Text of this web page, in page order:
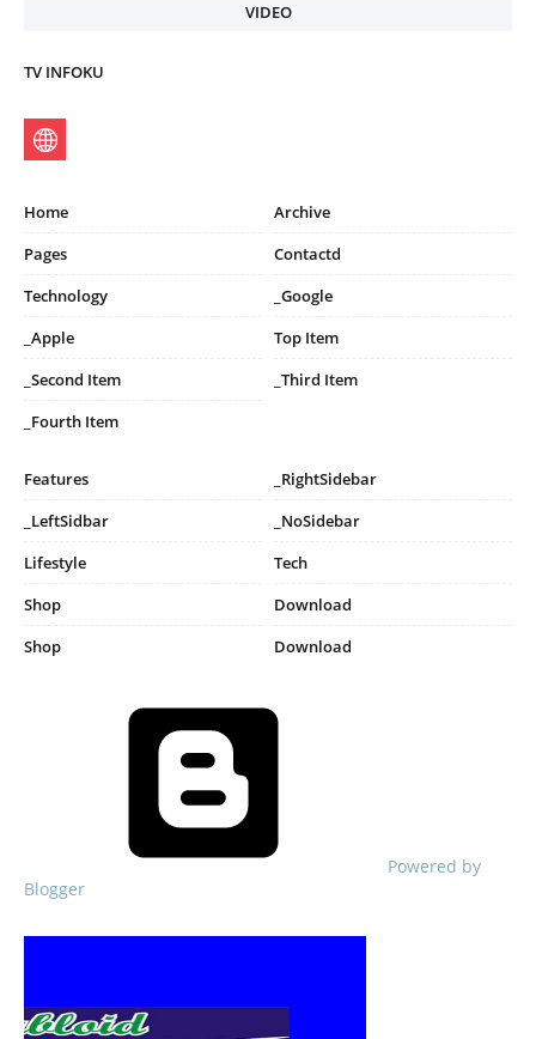
VIDEO
TV INFOKU
Home
Archive
Pages
Contactd
Technology
_Google
_Apple
Top Item
_Second Item
_Third Item
_Fourth Item
Features
_RightSidebar
_LeftSidbar
_NoSidebar
Lifestyle
Tech
Shop
Download
Shop
Download
Powered by
Blogger